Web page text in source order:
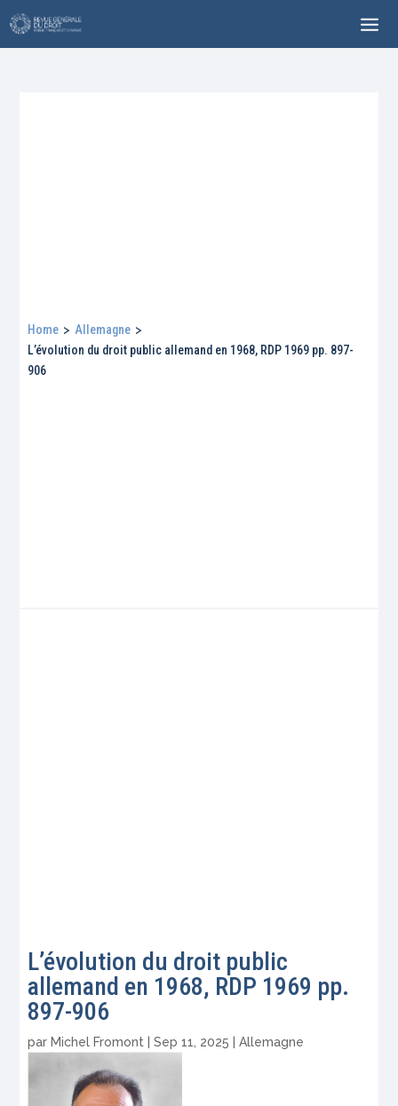
Home > Allemagne >
L’évolution du droit public allemand en 1968, RDP 1969 pp. 897-
906
L’évolution du droit public
allemand en 1968, RDP 1969 pp.
897-906
par Michel Fromont |Sep 11, 2025 |Allemagne